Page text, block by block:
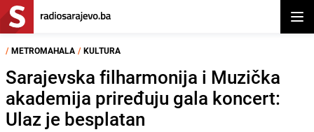
/ METROMAHALA / KULTURA
Sarajevska filharmonija i Muzička
akademija priređuju gala koncert:
Ulaz je besplatan